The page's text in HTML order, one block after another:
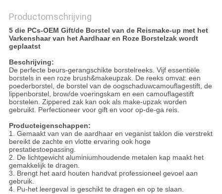
Productomschrijving
5 die PCs-OEM Gift/de Borstel van de Reismake-up met het
Varkenshaar van het Aardhaar en Roze Borstelzak wordt
geplaatst
Beschrijving:
De perfecte beurs-gerangschikte borstelreeks. Vijf essentiële
borstels in een roze brush&makeupzak. De reeks omvat: een
poederborstel, de borstel van de oogschaduwcamouflagestift, de
lippenborstel, brow/de voeringskam en een camouflagestift
borstelen. Zippered zak kan ook als make-upzak worden
gebruikt. Perfectioneer voor gift en voor op-de-ga reis.
Producteigenschappen:
1. Gemaakt van van de aardhaar en veganist taklon die verstrekt
bereikt de zachte en vlotte ervaring ook hoge
prestatiestoepassing.
2. De lichtgewicht aluminiumhoudende metalen kap maakt het
gemakkelijk te dragen.
3. Brengt het aard houten handvat professioneel gevoel aan
gebruik.
4. Pu-het leergeval is geschikt te dragen en op te slaan.